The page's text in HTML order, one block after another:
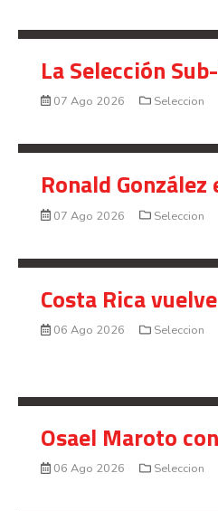
La Selección
07 Ago 2026 Seleccion
Ronald
07 Ago 2026 Seleccion
Costa Rica
06 Ago 2026 Seleccion
Osael Maroto
06 Ago 2026 Seleccion